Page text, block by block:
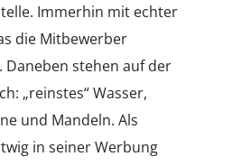
Immerhin mit echter
die Mitbewerber
stehen auf der
„reinstes“ Wasser,
und Mandeln. Als
in seiner Werbung